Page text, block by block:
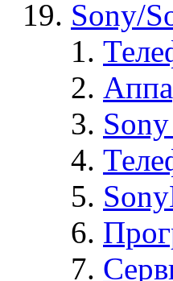
Sony/